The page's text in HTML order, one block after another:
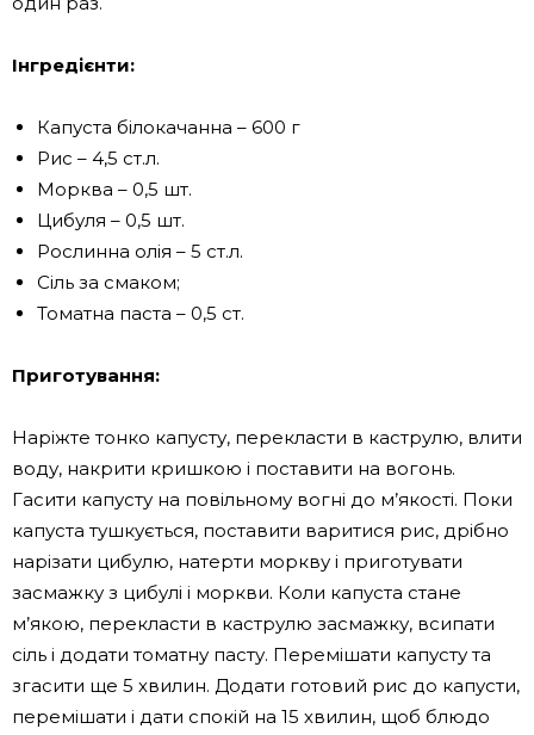
Інгредієнти:
Капуста білокачанна – 600 г
Рис – 4,5 ст.л.
Морква – 0,5 шт.
Цибуля – 0,5 шт.
Рослинна олія – ​​5 ст.л.
Сіль за смаком;
Томатна паста – 0,5 ст.
Приготування:
Наріжте тонко капусту, перекласти в каструлю, влити
воду, накрити кришкою і поставити на вогонь.
Гасити капусту на повільному вогні до м’якості. Поки
капуста тушкується, поставити варитися рис, дрібно
нарізати цибулю, натерти моркву і приготувати
засмажку з цибулі і моркви. Коли капуста стане
м’якою, перекласти в каструлю засмажку, всипати
сіль і додати томатну пасту. Перемішати капусту та
згасити ще 5 хвилин. Додати готовий рис до капусти,
перемішати і дати спокій на 15 хвилин, щоб блюдо